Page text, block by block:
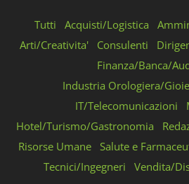
Tutti Acquisti/Logistica
Arti/Creativita'
Consulenti
Finanza/Banca/
Industria Orologiera/
IT/Telecomunicazioni
Hotel/Turismo/Gastronomia
Risorse Umane
Salute e
Tecnici/Ingegneri
Vendita/